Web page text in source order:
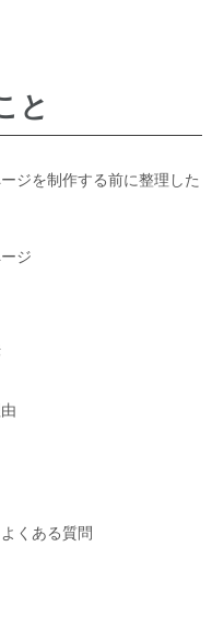
と
ジを制作する前に整理した
ジ
くある質問